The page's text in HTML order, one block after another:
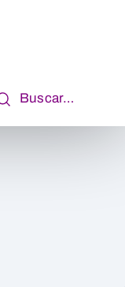
Buscar…